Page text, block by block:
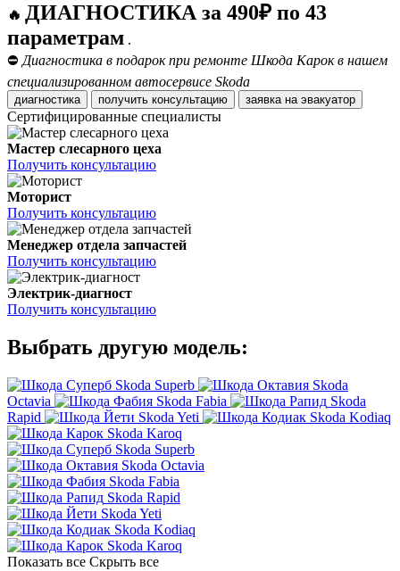
🔥 ДИАГНОСТИКА за 490₽ по 43
параметрам .
⛔ Диагностика в подарок при ремонте Шкода Карок в нашем
специализированном автосервисе Skoda
диагностика получить консультацию заявка на эвакуатор
Сертифицированные специалисты
Мастер слесарного цеха
Получить консультацию
Моторист
Получить консультацию
Менеджер отдела запчастей
Получить консультацию
Электрик-диагност
Получить консультацию
Выбрать другую модель:
Skoda Superb
Skoda
Octavia
Skoda Fabia
Skoda
Rapid
Skoda Yeti
Skoda Kodiaq
Skoda Karoq
Skoda Superb
Skoda Octavia
Skoda Fabia
Skoda Rapid
Skoda Yeti
Skoda Kodiaq
Skoda Karoq
Показать все Скрыть все